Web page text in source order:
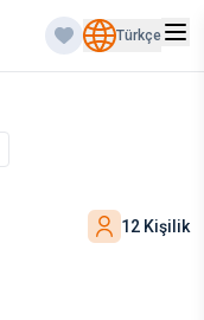
Türkçe
12 Kişilik